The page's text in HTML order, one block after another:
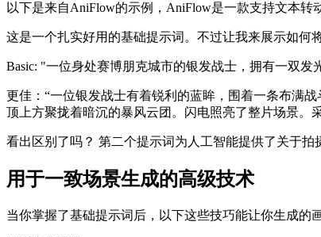
以下是来自AniFlow的示例，AniFlow是一款支持文本转
这是一个扎实好用的基础提示词。不过让我来展示如何
Basic: "一位身处赛博朋克城市的银发战士，拥有一双发
更佳：“一位银发战士有着锐利的蓝眸，围着一条布满
顶上方聚拢着暗沉的暴风云团。闪电照亮了整片场景。
看出区别了吗？ 第二个提示词为人工智能提供了关于
用于一致场景生成的高级技术
当你掌握了基础提示词后，以下这些技巧能让你生成的